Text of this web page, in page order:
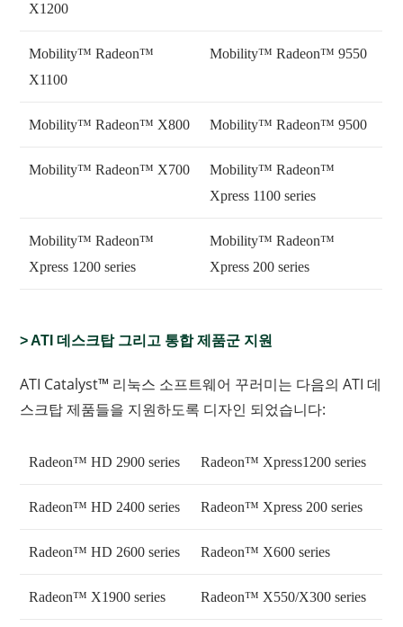
X1200
Mobility™ Radeon™
X1100
Mobility™ Radeon™ 9550
Mobility™ Radeon™ X800 Mobility™ Radeon™ 9500
Mobility™ Radeon™ X700
Mobility™ Radeon™
Xpress 1100 series
Mobility™ Radeon™
Xpress 1200 series
Mobility™ Radeon™
Xpress 200 series
> ATI 데스크탑 그리고 통합 제품군 지원
ATI Catalyst™ 리눅스 소프트웨어 꾸러미는 다음의 ATI 데
스크탑 제품들을 지원하도록 디자인 되었습니다:
Radeon™ HD 2900 series Radeon™ Xpress1200 series
Radeon™ HD 2400 series Radeon™ Xpress 200 series
Radeon™ HD 2600 series Radeon™ X600 series
Radeon™ X1900 series Radeon™ X550/X300 series